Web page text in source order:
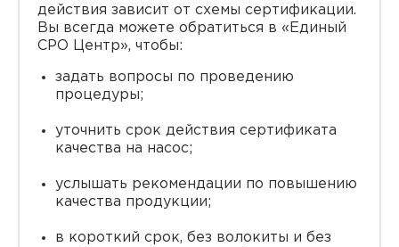
действия зависит от схемы сертификации.
Вы всегда можете обратиться в «Единый
СРО Центр», чтобы:
задать вопросы по проведению
процедуры;
уточнить срок действия сертификата
качества на насос;
услышать рекомендации по повышению
качества продукции;
в короткий срок, без волокиты и без